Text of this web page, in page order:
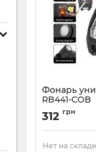
Фонарь
RB441-COB
Артикул:RB441
312 грн
Нет на складе